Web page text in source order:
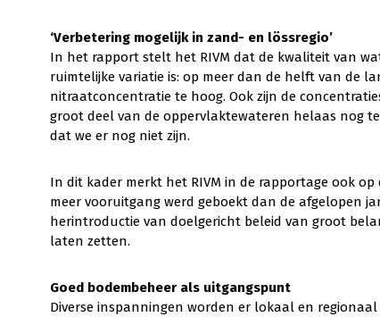
‘Verbetering mogelijk in zand- en lössregio’
In het rapport stelt het RIVM dat de kwaliteit van
ruimtelijke variatie is: op meer dan de helft van de
nitraatconcentratie te hoog. Ook zijn de
groot deel van de oppervlaktewateren helaas nog
dat we er nog niet zijn.
In dit kader merkt het RIVM in de rapportage ook
meer vooruitgang werd geboekt dan de afgelopen
herintroductie van doelgericht beleid van groot
laten zetten.
Goed bodembeheer als uitgangspunt
Diverse inspanningen worden er lokaal en